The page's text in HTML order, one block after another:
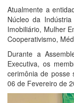
Atualmente a
Núcleo da
Imobiliário, Mulher
Cooperativismo,
Durante a
Executiva, os
cerimônia de posse
06 de Fevereiro de